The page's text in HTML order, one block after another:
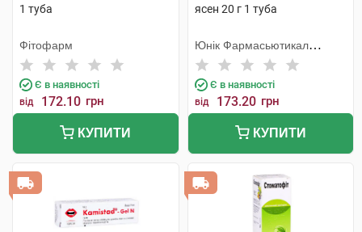
1 туба
Фітофарм
Є в наявності
від 172.10 грн
КУПИТИ
ясен 20 г 1 туба
Юнік Фармасьютикал
Лабораторіз
Є в наявності
від 173.20 грн
КУПИТИ